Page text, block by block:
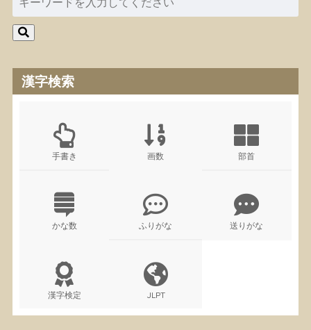
漢字検索
手書き 画数 部首
かな数 ふりがな 送りがな
漢字検定 JLPT